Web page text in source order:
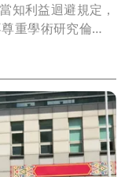
知利益迴避規定，
重學術研究倫